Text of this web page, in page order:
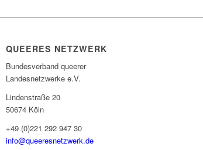
QUEERES NETZWERK
Bundesverband queerer
Landesnetzwerke e.V.
Lindenstraße 20
50674 Köln
+49 (0)221 292 947 30
info@queeresnetzwerk.de